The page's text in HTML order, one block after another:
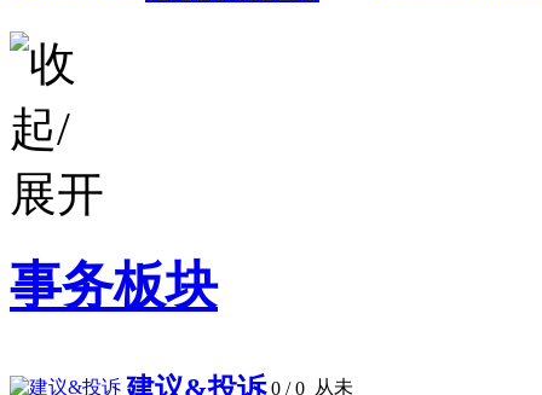
事务板块
0 / 0 从未